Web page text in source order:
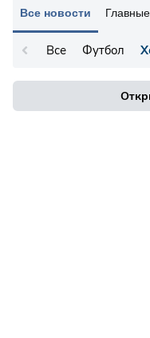
Все новости Главные
Все Футбол